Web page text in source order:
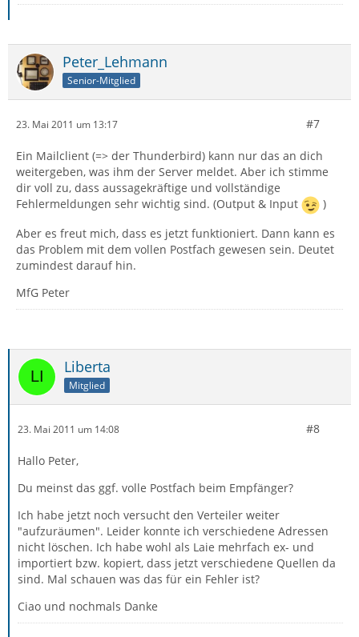
Peter_Lehmann
Senior-Mitglied
23. Mai 2011 um 13:17 #7
Ein Mailclient (=> der Thunderbird) kann nur das an dich
weitergeben, was ihm der Server meldet. Aber ich stimme
dir voll zu, dass aussagekräftige und vollständige
Fehlermeldungen sehr wichtig sind. (Output & Input
)
Aber es freut mich, dass es jetzt funktioniert. Dann kann es
das Problem mit dem vollen Postfach gewesen sein. Deutet
zumindest darauf hin.
MfG Peter
Liberta
Mitglied
23. Mai 2011 um 14:08 #8
Hallo Peter,
Du meinst das ggf. volle Postfach beim Empfänger?
Ich habe jetzt noch versucht den Verteiler weiter
"aufzuräumen". Leider konnte ich verschiedene Adressen
nicht löschen. Ich habe wohl als Laie mehrfach ex- und
importiert bzw. kopiert, dass jetzt verschiedene Quellen da
sind. Mal schauen was das für ein Fehler ist?
Ciao und nochmals Danke